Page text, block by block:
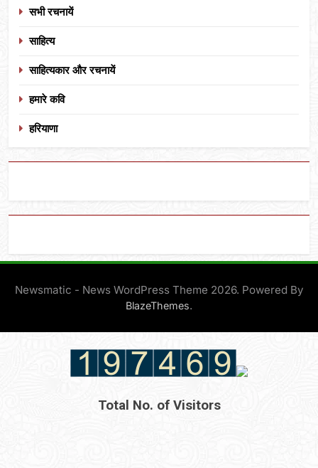
सभी रचनायें
साहित्य
साहित्यकार और रचनायें
हमारे कवि
हरियाणा
Newsmatic - News WordPress Theme 2026. Powered By
BlazeThemes.
Total No. of Visitors